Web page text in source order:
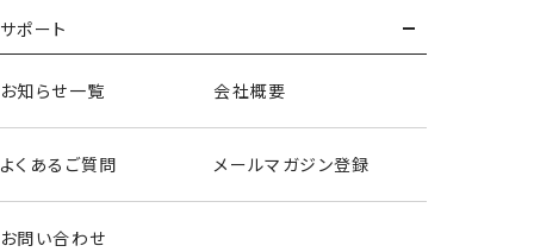
サポート
お知らせ一覧 会社概要
よくあるご質問 メールマガジン登録
お問い合わせ